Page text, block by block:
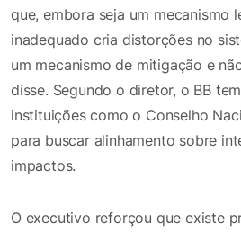
que, embora seja um mecanismo
inadequado cria distorções no
um mecanismo de mitigação e
disse. Segundo o diretor, o BB
instituições como o Conselho
para buscar alinhamento sobre
impactos.
O executivo reforçou que existe